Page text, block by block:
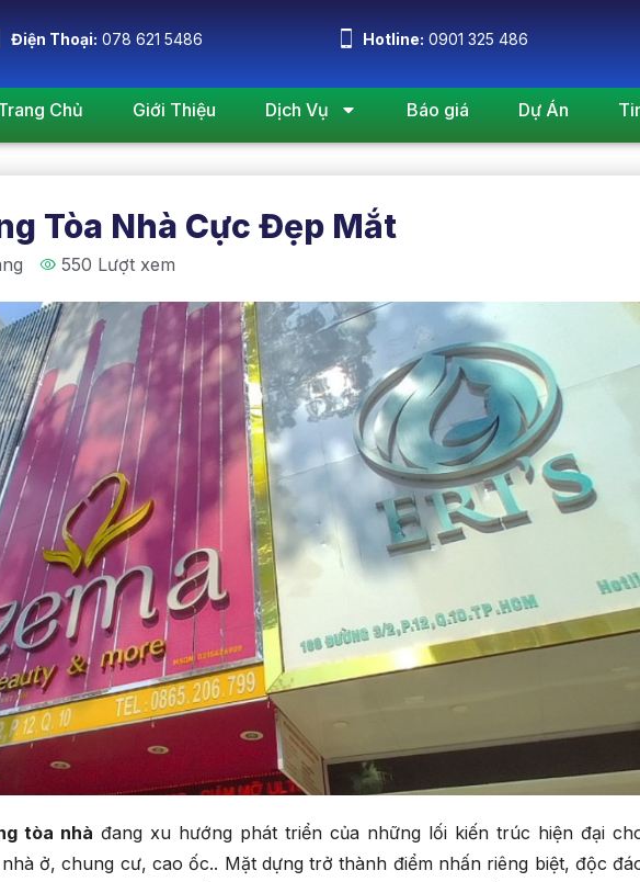
Điện Thoại: 078 621 5486 Hotline: 0901 325 486
Chủ Giới Thiệu Dịch Vụ Báo giá Dự Án
Tòa Nhà Cực Đẹp Mắt
550 Lượt xem
tòa nhà đang xu hướng phát triển của những lối kiến trúc hiện đại
ở, chung cư, cao ốc.. Mặt dựng trở thành điểm nhấn riêng biệt, độc